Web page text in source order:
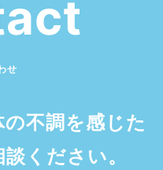
せ
不調を感じた
ください。